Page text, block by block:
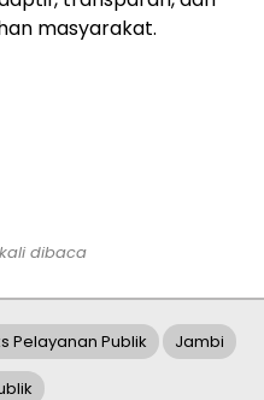
masyarakat.
kali dibaca
Pelayanan Publik Jambi